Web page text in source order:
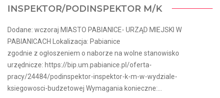
INSPEKTOR/PODINSPEKTOR M/K
Dodane: wczoraj MIASTO PABIANICE- URZĄD MIEJSKI W
PABIANICACH Lokalizacja: Pabianice
zgodnie z ogłoszeniem o naborze na wolne stanowisko
urzędnicze: https://bip.um.pabianice.pl/oferta-
pracy/24484/podinspektor-inspektor-k-m-w-wydziale-
ksiegowosci-budzetowej Wymagania konieczne:...